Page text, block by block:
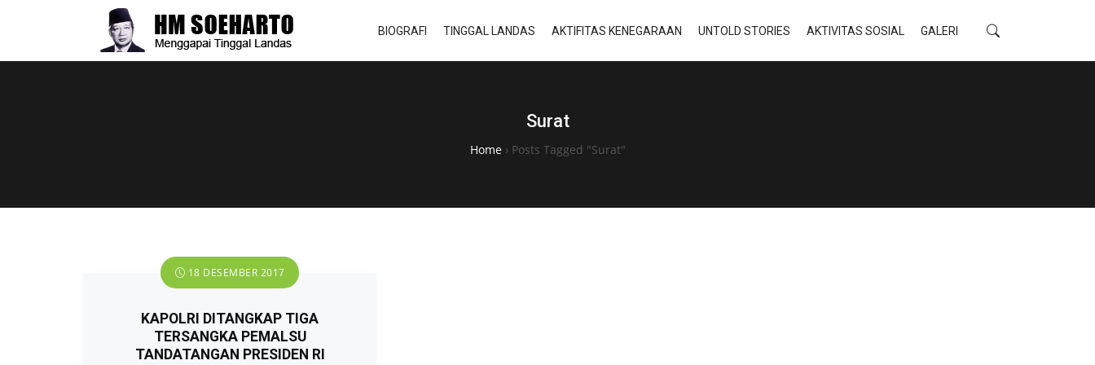
BIOGRAFI TINGGAL LANDAS AKTIFITAS KENEGARAAN UNTOLD STORIES AKTIVITAS SOSIAL GALERI
Surat
Home› Posts Tagged "Surat"
18 DESEMBER 2017
KAPOLRI DITANGKAP TIGA
TERSANGKA PEMALSU
TANDATANGAN PRESIDEN RI